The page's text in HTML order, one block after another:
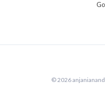
© 2026